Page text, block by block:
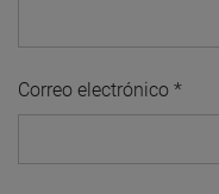
Correo electrónico *